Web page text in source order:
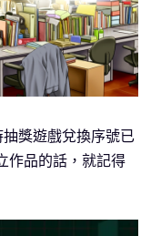
抽獎遊戲兌換序號已
作品的話，就記得